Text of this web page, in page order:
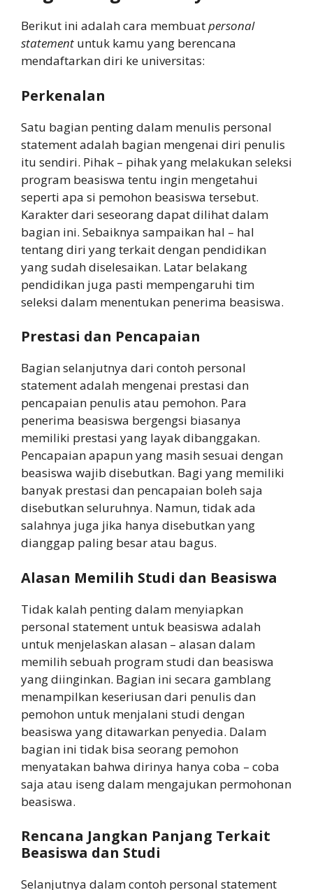
Berikut ini adalah cara membuatpersonal
statement untuk kamu yang berencana
mendaftarkan diri ke universitas:
Perkenalan
Satu bagian penting dalam menulis personal
statement adalah bagian mengenai diri penulis
itu sendiri. Pihak – pihak yang melakukan seleksi
program beasiswa tentu ingin mengetahui
seperti apa si pemohon beasiswa tersebut.
Karakter dari seseorang dapat dilihat dalam
bagian ini. Sebaiknya sampaikan hal – hal
tentang diri yang terkait dengan pendidikan
yang sudah diselesaikan. Latar belakang
pendidikan juga pasti mempengaruhi tim
seleksi dalam menentukan penerima beasiswa.
Prestasi dan Pencapaian
Bagian selanjutnya dari contoh personal
statement adalah mengenai prestasi dan
pencapaian penulis atau pemohon. Para
penerima beasiswa bergengsi biasanya
memiliki prestasi yang layak dibanggakan.
Pencapaian apapun yang masih sesuai dengan
beasiswa wajib disebutkan. Bagi yang memiliki
banyak prestasi dan pencapaian boleh saja
disebutkan seluruhnya. Namun, tidak ada
salahnya juga jika hanya disebutkan yang
dianggap paling besar atau bagus.
Alasan Memilih Studi dan Beasiswa
Tidak kalah penting dalam menyiapkan
personal statement untuk beasiswa adalah
untuk menjelaskan alasan – alasan dalam
memilih sebuah program studi dan beasiswa
yang diinginkan. Bagian ini secara gamblang
menampilkan keseriusan dari penulis dan
pemohon untuk menjalani studi dengan
beasiswa yang ditawarkan penyedia. Dalam
bagian ini tidak bisa seorang pemohon
menyatakan bahwa dirinya hanya coba – coba
saja atau iseng dalam mengajukan permohonan
beasiswa.
Rencana Jangkan Panjang Terkait
Beasiswa dan Studi
Selanjutnya dalam contoh personal statement